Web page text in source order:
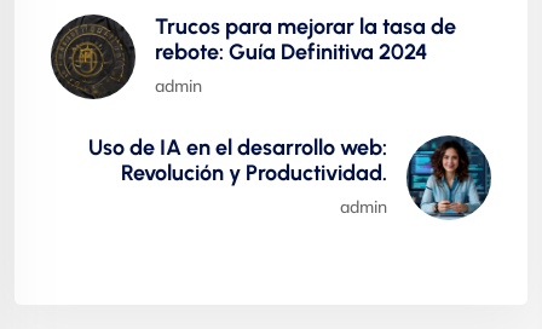
Trucos para mejorar la tasa de
rebote: Guía Definitiva 2024
admin
Uso de IA en el desarrollo web:
Revolución y Productividad.
admin